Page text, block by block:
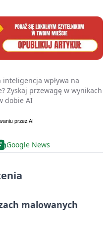
inteligencja wpływa na
Zyskaj przewagę w wynikach
dobie AI
Google News
malowanych